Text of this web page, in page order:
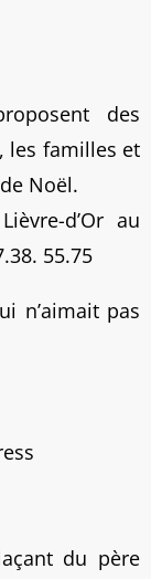
des
les familles et
Noël.
d’Or au
55.75
n’aimait pas
du père